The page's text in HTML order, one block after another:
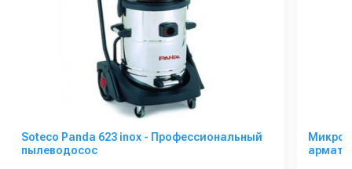
Soteco Panda 623 inox - Профессиональный
пылеводосос